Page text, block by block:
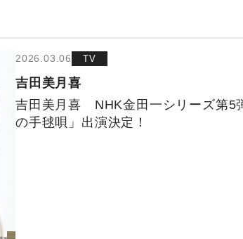
2026.03.06 TV
吉田美月喜
吉田美月喜 NHK金田一シリーズ第5
の手毬唄」出演決定！